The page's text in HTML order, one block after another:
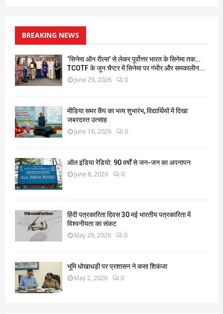
BREAKING NEWS
‘सिनेमा ऑन रील्स’ से लेकर पूर्वोत्तर भारत के सिनेमा तक…
TCOTF के जून चैप्टर में सिनेमा पर गंभीर और समकालीन...
June 29, 2026 0
मीडिया समर कैंप का भव्य शुभारंभ, विद्यार्थियों में दिखा
जबरदस्त उत्साह
June 16, 2026 0
ऑल इंडिया रेडियो: 90 वर्षों से जन-जन का अपनापन
June 8, 2026 0
हिंदी पत्रकारिता दिवस 30 मई भारतीय पत्रकारिता में
विश्वनीयता का संकट
May 29, 2026 0
भूमि धोखाधड़ी पर प्रशासन ने कसा शिकंजा
May 2, 2026 0